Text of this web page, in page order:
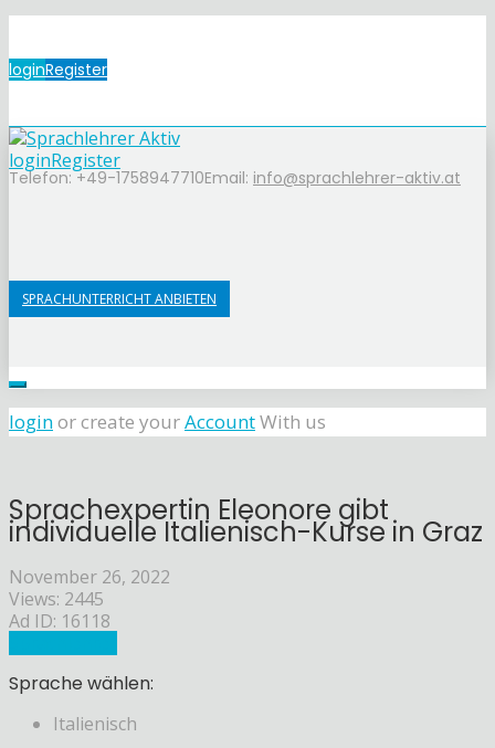
loginRegister
Telefon: +49-1758947710Email: info@sprachlehrer-aktiv.at
loginRegister
SPRACHUNTERRICHT ANBIETEN
loginor create yourAccountWith us
Sprachexpertin Eleonore gibt
individuelle Italienisch-Kurse in Graz
November 26, 2022
Views: 2445
Ad ID: 16118
Sprache wählen:
Italienisch